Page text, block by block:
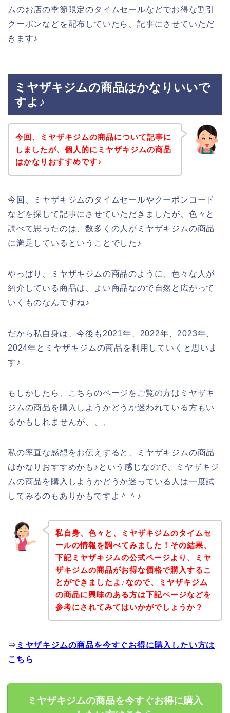
ムのお店の季節限定のタイムセールなどでお得な割引
クーポンなどを配布していたら、記事にさせていただ
きます♪
ミヤザキジムの商品はかなりいいで
すよ♪
今回、ミヤザキジムの商品について記事に
しましたが、個人的にミヤザキジムの商品
はかなりおすすめです♪
今回、ミヤザキジムのタイムセールやクーポンコード
などを探して記事にさせていただきましたが、色々と
調べて思ったのは、数多くの人がミヤザキジムの商品
に満足しているということでした♪
やっぱり、ミヤザキジムの商品のように、色々な人が
紹介している商品は、よい商品なので自然と広がって
いくものなんですね♪
だから私自身は、今後も2021年、2022年、2023年、
2024年とミヤザキジムの商品を利用していくと思いま
す♪
もしかしたら、こちらのページをご覧の方はミヤザキ
ジムの商品を購入しようかどうか迷われている方もい
るかもしれませんが、、、
私の率直な感想をお伝えすると、ミヤザキジムの商品
はかなりおすすめかも♪という感じなので、ミヤザキジ
ムの商品を購入しようかどうか迷っている人は一度試
してみるのもありかもですよ＾＾♪
私自身、色々と、ミヤザキジムのタイムセ
ールの情報を調べてみました！その結果、
下記ミヤザキジムの公式ページより、ミヤ
ザキジムの商品がお得な価格で購入するこ
とができましたよ♪なので、ミヤザキジム
の商品に興味のある方は下記ページなどを
参考にされてみてはいかがでしょうか？
⇒ ミヤザキジムの商品を今すぐお得に購入したい方は
こちら
ミヤザキジムの商品を今すぐお得に購入